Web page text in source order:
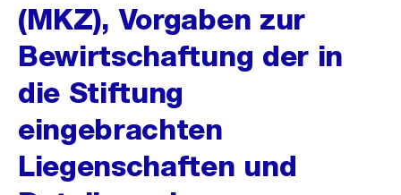
(MKZ), Vorgaben zur
Bewirtschaftung der in
die Stiftung
eingebrachten
Liegenschaften und